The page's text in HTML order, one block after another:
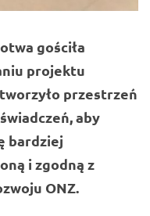
gościła
projektu
przestrzeń
aby
bardziej
i zgodną z
ONZ.